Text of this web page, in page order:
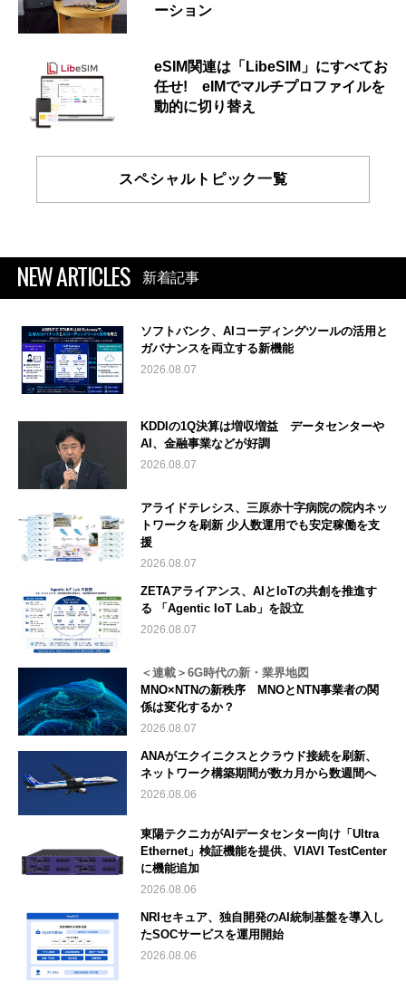
ーション
eSIM関連は「LibeSIM」にすべてお
任せ! eIMでマルチプロファイルを
動的に切り替え
スペシャルトピック一覧
NEW ARTICLES 新着記事
ソフトバンク、AIコーディングツールの活用と
ガバナンスを両立する新機能
2026.08.07
KDDIの1Q決算は増収増益 データセンターや
AI、金融事業などが好調
2026.08.07
アライドテレシス、三原赤十字病院の院内ネッ
トワークを刷新 少人数運用でも安定稼働を支
援
2026.08.07
ZETAアライアンス、AIとIoTの共創を推進す
る 「Agentic IoT Lab」を設立
2026.08.07
＜連載＞6G時代の新・業界地図
MNO×NTNの新秩序 MNOとNTN事業者の関
係は変化するか？
2026.08.07
ANAがエクイニクスとクラウド接続を刷新、
ネットワーク構築期間が数カ月から数週間へ
2026.08.06
東陽テクニカがAIデータセンター向け「Ultra
Ethernet」検証機能を提供、VIAVI TestCenter
に機能追加
2026.08.06
NRIセキュア、独自開発のAI統制基盤を導入し
たSOCサービスを運用開始
2026.08.06